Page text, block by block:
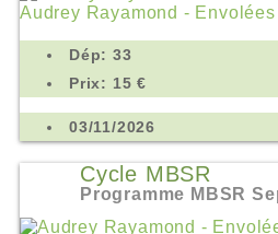
Audrey Rayamond -
Dép: 33
Prix: 15 €
03/11/2026
Cycle MBSR
Programme MBSR